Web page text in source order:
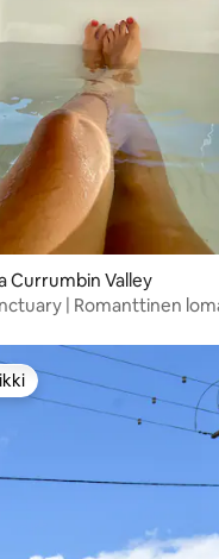
Currumbin Valley
| Romanttinen
parhaimmistoa